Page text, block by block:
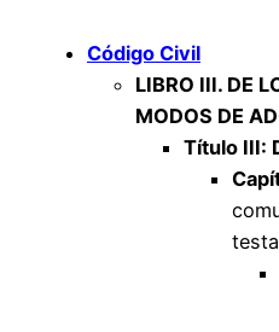
Código Civil
LIBRO III. DE
MODOS DE
Título III: